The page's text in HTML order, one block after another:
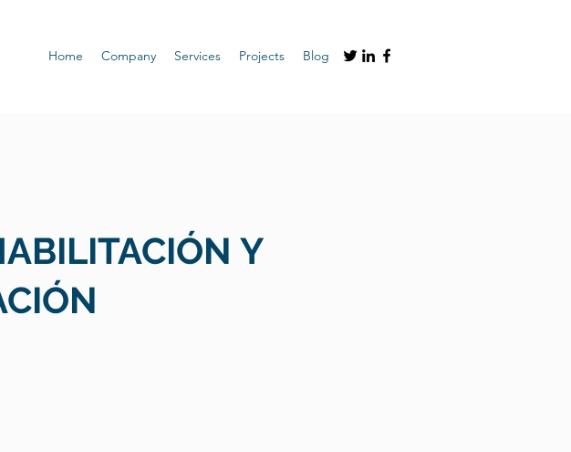
Home Company Services Projects Blog
Y